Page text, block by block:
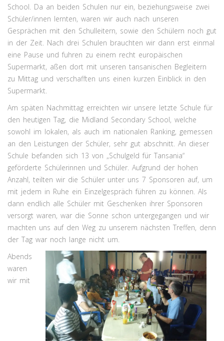
School. Da an beiden Schulen nur ein, beziehungsweise zwei
Schüler/innen lernten, waren wir auch nach unseren
Gesprächen mit den Schulleitern, sowie den Schülern noch gut
in der Zeit. Nach drei Schulen brauchten wir dann erst einmal
eine Pause und fuhren zu einem recht europäischen
Supermarkt, aßen dort mit unseren tansanischen Begleitern
zu Mittag und verschafften uns einen kurzen Einblick in den
Supermarkt.
Am späten Nachmittag erreichten wir unsere letzte Schule für
den heutigen Tag, die Midland Secondary School, welche
sowohl im lokalen, als auch im nationalen Ranking, gemessen
an den Leistungen der Schüler, sehr gut abschnitt. An dieser
Schule befanden sich 13 von „Schulgeld für Tansania“
geförderte Schülerinnen und Schüler. Aufgrund der hohen
Anzahl, teilten wir die Schüler unter uns 7 Sponsoren auf, um
mit jedem in Ruhe ein Einzelgespräch führen zu können. Als
dann endlich alle Schüler mit Geschenken ihrer Sponsoren
versorgt waren, war die Sonne schon untergegangen und wir
machten uns auf den Weg zu unserem nächsten Treffen, denn
der Tag war noch lange nicht um.
Abends
waren
wir mit